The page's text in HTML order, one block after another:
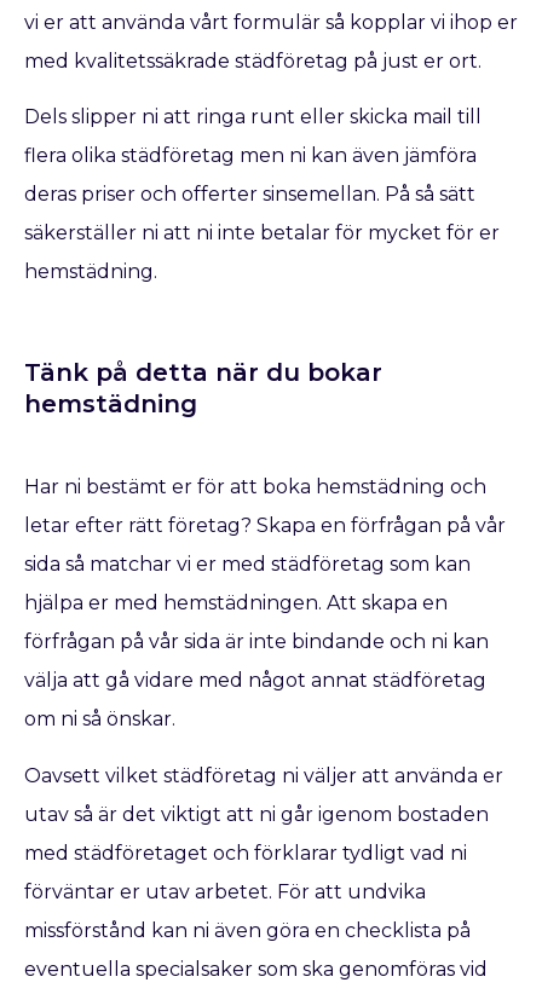
vi er att använda vårt formulär så kopplar vi ihop er
med kvalitetssäkrade städföretag på just er ort.
Dels slipper ni att ringa runt eller skicka mail till
flera olika städföretag men ni kan även jämföra
deras priser och offerter sinsemellan. På så sätt
säkerställer ni att ni inte betalar för mycket för er
hemstädning.
Tänk på detta när du bokar
hemstädning
Har ni bestämt er för att boka hemstädning och
letar efter rätt företag? Skapa en förfrågan på vår
sida så matchar vi er med städföretag som kan
hjälpa er med hemstädningen. Att skapa en
förfrågan på vår sida är inte bindande och ni kan
välja att gå vidare med något annat städföretag
om ni så önskar.
Oavsett vilket städföretag ni väljer att använda er
utav så är det viktigt att ni går igenom bostaden
med städföretaget och förklarar tydligt vad ni
förväntar er utav arbetet. För att undvika
missförstånd kan ni även göra en checklista på
eventuella specialsaker som ska genomföras vid